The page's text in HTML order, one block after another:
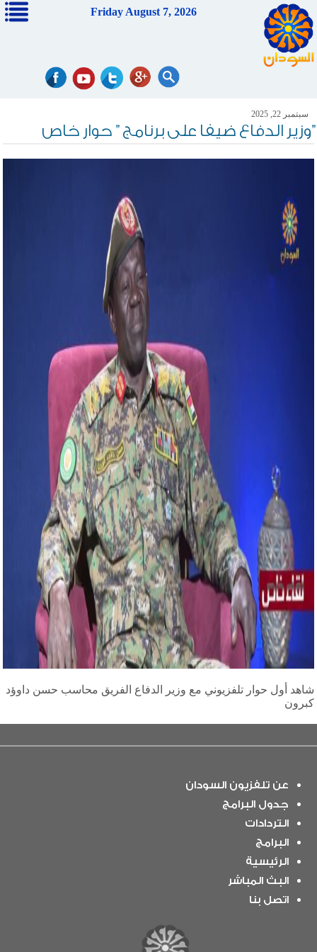
Friday August 7, 2026
سبتمبر 22, 2025
وزير الدفاع ضيفا على برنامج ” حوار خاص”
شاهد أول حوار تلفزيوني مع وزير الدفاع الفريق محاسب حسن داوؤد
كبرون
عن تلفزيون السودان
جدول البرامج
التردادات
البرامج
الرئيسية
البث المباشر
اتصل بنا